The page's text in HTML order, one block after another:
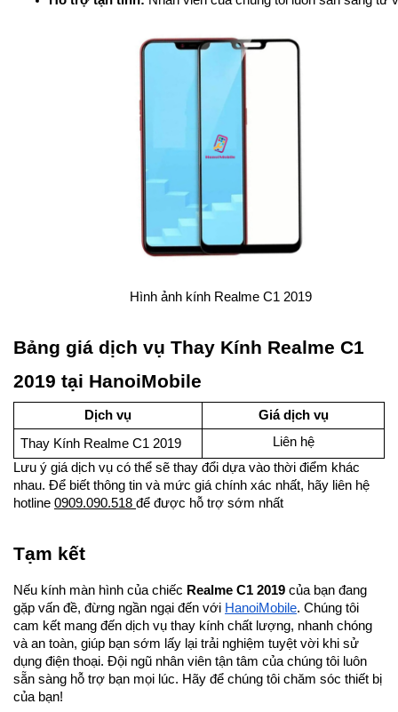
Hình ảnh kính Realme C1 2019
Bảng giá dịch vụ Thay Kính Realme C1
2019 tại HanoiMobile
Dịch vụ
Giá dịch vụ
Thay Kính Realme C1 2019
Liên hệ
Lưu ý giá dịch vụ có thể sẽ thay đổi dựa vào thời điểm khác
nhau. Để biết thông tin và mức giá chính xác nhất, hãy liên hệ
hotline 0909.090.518 để được hỗ trợ sớm nhất
Tạm kết
Nếu kính màn hình của chiếc Realme C1 2019 của bạn đang
gặp vấn đề, đừng ngần ngại đến với HanoiMobile. Chúng tôi
cam kết mang đến dịch vụ thay kính chất lượng, nhanh chóng
và an toàn, giúp bạn sớm lấy lại trải nghiệm tuyệt vời khi sử
dụng điện thoại. Đội ngũ nhân viên tận tâm của chúng tôi luôn
sẵn sàng hỗ trợ bạn mọi lúc. Hãy để chúng tôi chăm sóc thiết bị
của bạn!